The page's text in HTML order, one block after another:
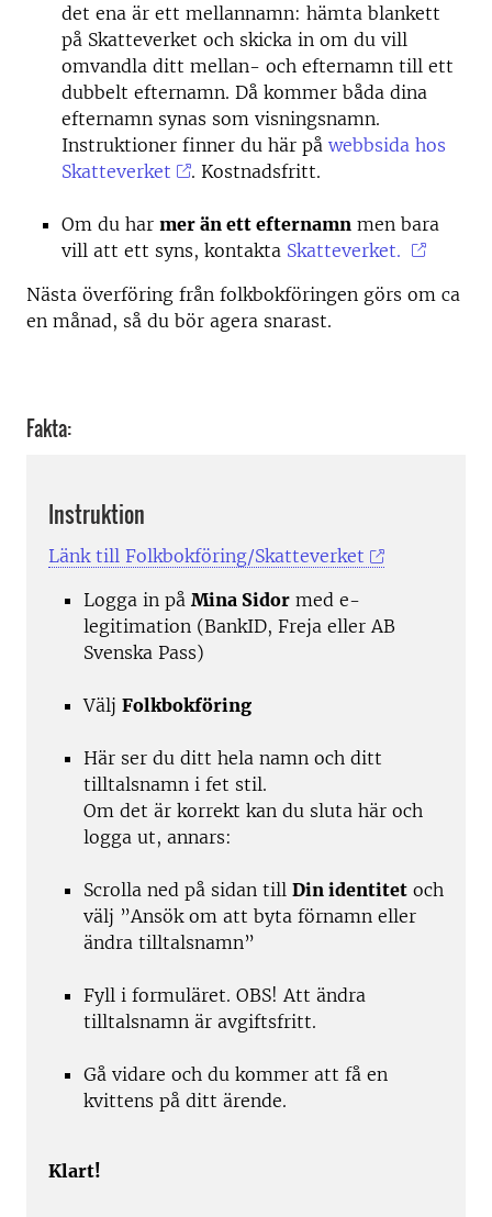
det ena är ett mellannamn: hämta blankett
på Skatteverket och skicka in om du vill
omvandla ditt mellan- och efternamn till ett
dubbelt efternamn. Då kommer båda dina
efternamn synas som visningsnamn.
Instruktioner finner du här på webbsida hos
Skatteverket
. Kostnadsfritt.
Om du har mer än ett efternamn men bara
vill att ett syns, kontakta Skatteverket.
Nästa överföring från folkbokföringen görs om ca
en månad, så du bör agera snarast.
Fakta:
Instruktion
Länk till Folkbokföring/Skatteverket
Logga in på Mina Sidor med e-
legitimation (BankID, Freja eller AB
Svenska Pass)
Välj Folkbokföring
Här ser du ditt hela namn och ditt
tilltalsnamn i fet stil.
Om det är korrekt kan du sluta här och
logga ut, annars:
Scrolla ned på sidan till Din identitet och
välj ”Ansök om att byta förnamn eller
ändra tilltalsnamn”
Fyll i formuläret. OBS! Att ändra
tilltalsnamn är avgiftsfritt.
Gå vidare och du kommer att få en
kvittens på ditt ärende.
Klart!